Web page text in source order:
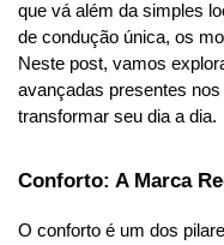
que vá além da simples
de condução única, os
Neste post, vamos
avançadas presentes
transformar seu dia a dia.
Conforto: A Marca
O conforto é um dos